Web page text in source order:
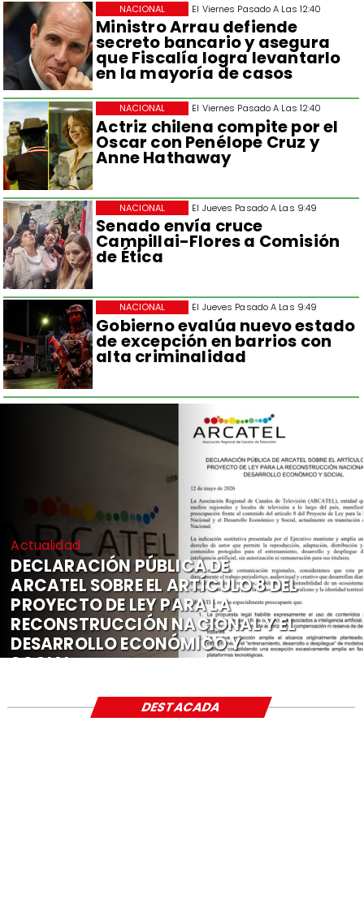
El Viernes Pasado A Las 12:40
Ministro Arrau defiende
secreto bancario y asegura
que Fiscalía logra levantarlo
en la mayoría de casos
NACIONAL
El Viernes Pasado A Las 12:40
Actriz chilena compite por el
Oscar con Penélope Cruz y
Anne Hathaway
NACIONAL
El Jueves Pasado A Las 9:49
Senado envía cruce
Campillai-Flores a Comisión
de Ética
NACIONAL
El Jueves Pasado A Las 9:49
Gobierno evalúa nuevo estado
de excepción en barrios con
alta criminalidad
NACIONAL
Actualidad
DECLARACIÓN PÚBLICA DE
ARCATEL SOBRE EL ARTÍCULO 8 DEL
PROYECTO DE LEY PARA LA
RECONSTRUCCIÓN NACIONAL Y EL
DESARROLLO ECONÓMICO Y
SOCIAL
DESTACADA